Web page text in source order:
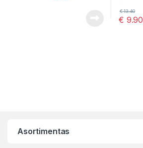
€ 9.90
€13.40
Asortimentas